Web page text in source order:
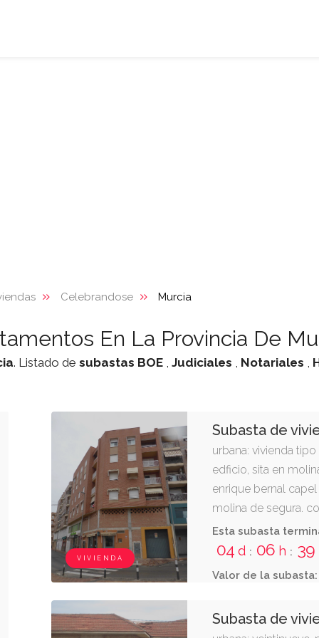
Celebrandose Murcia
En La Provincia De
. Listado de subastas BOE , Judiciales , Notariales ,
VIVIENDA
Subasta de
urbana: vivienda
edficio, sita en
enrique bernal
molina de segura.
distribuida en
plaza de garaje
señalada con el
Esta subasta
04 d : 06 h : 39
Valor de la subasta:
Subasta de